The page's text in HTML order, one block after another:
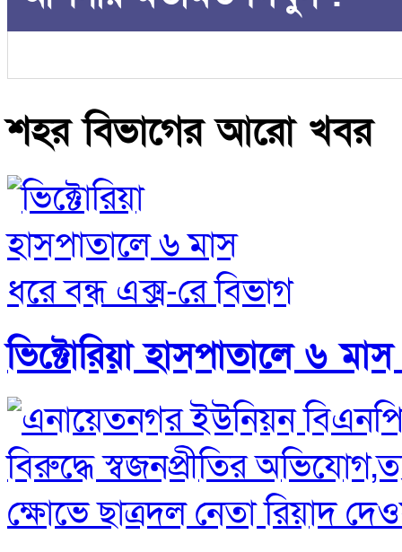
শহর বিভাগের আরো খবর
ভিক্টোরিয়া হাসপাতালে ৬